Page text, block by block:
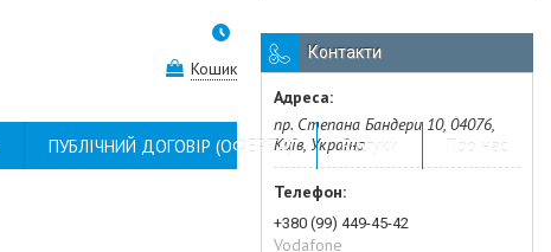
Кошик
ПУБЛІЧНИЙ ДОГОВІР (ОФЕРТА) Відгуки Про нас
Контакти
пр. Степана Бандери 10, 04076,
Київ, Україна
+380 (99) 449-45-42
Vodafone